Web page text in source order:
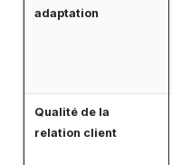
adaptation
Qualité de la
relation client